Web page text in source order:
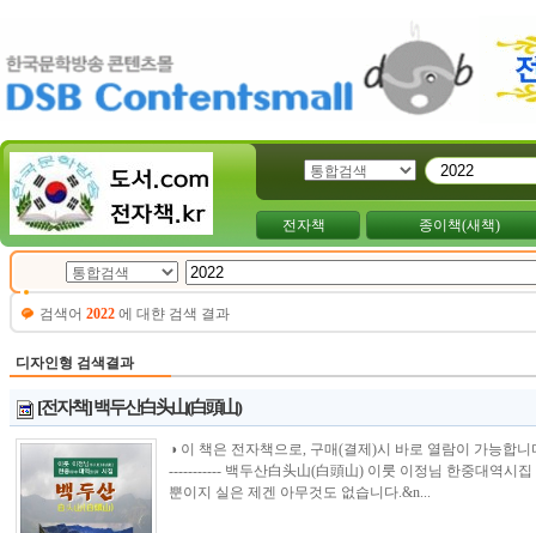
전자책 종이책(새책)
검색어 2022 에 대햔 검색 결과
디자인형 검색결과
[전자책] 백두산白头山(白頭山)
◑ 이 책은 전자책으로, 구매(결제)시 바로 열람이 가능합
----------- 백두산白头山(白頭山) 이룻 이정님 한중대역
뿐이지 실은 제겐 아무것도 없습니다.&n...